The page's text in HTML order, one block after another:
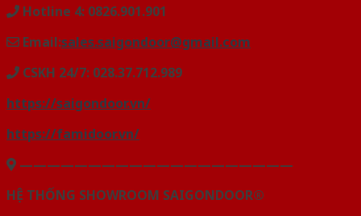
Hotline 4: 0826.901.901
Email:sales.saigondoor@gmail.com
CSKH 24/7: 028.37.712.989
https://saigondoor.vn/
https://famidoor.vn/
————————————————————
HỆ THỐNG SHOWROOM SAIGONDOOR®